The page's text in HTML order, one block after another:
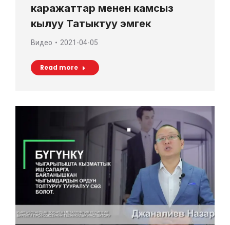
каражаттар менен камсыз
кылуу Татыктуу эмгек
Видео 2021-04-05
Read more